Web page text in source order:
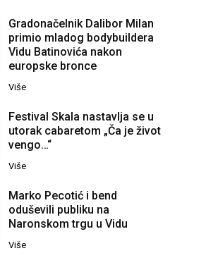
Gradonačelnik Dalibor Milan
primio mladog bodybuildera
Vidu Batinovića nakon
europske bronce
Više
Festival Skala nastavlja se u
utorak cabaretom „Ča je život
vengo…“
Više
Marko Pecotić i bend
oduševili publiku na
Naronskom trgu u Vidu
Više